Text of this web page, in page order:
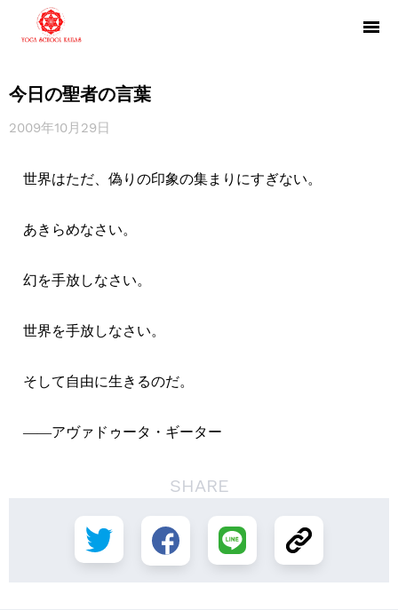
今日の聖者の言葉
2009年10月29日
世界はただ、偽りの印象の集まりにすぎない。
あきらめなさい。
幻を手放しなさい。
世界を手放しなさい。
そして自由に生きるのだ。
――アヴァドゥータ・ギーター
SHARE